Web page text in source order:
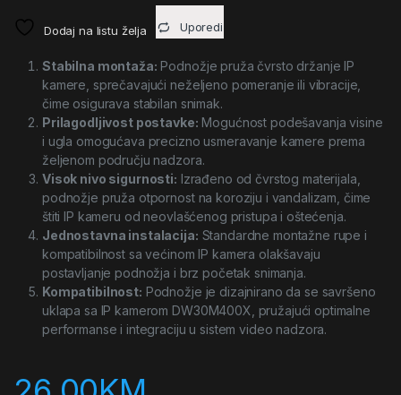
Dodaj na listu želja Uporedi
Stabilna montaža: Podnožje pruža čvrsto držanje IP
kamere, sprečavajući neželjeno pomeranje ili vibracije,
čime osigurava stabilan snimak.
Prilagodljivost postavke: Mogućnost podešavanja visine
i ugla omogućava precizno usmeravanje kamere prema
željenom području nadzora.
Visok nivo sigurnosti: Izrađeno od čvrstog materijala,
podnožje pruža otpornost na koroziju i vandalizam, čime
štiti IP kameru od neovlašćenog pristupa i oštećenja.
Jednostavna instalacija: Standardne montažne rupe i
kompatibilnost sa većinom IP kamera olakšavaju
postavljanje podnožja i brz početak snimanja.
Kompatibilnost: Podnožje je dizajnirano da se savršeno
uklapa sa IP kamerom DW30M400X, pružajući optimalne
performanse i integraciju u sistem video nadzora.